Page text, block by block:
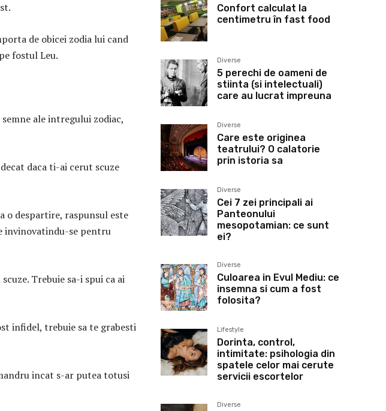
de obicei zodia lui cand
fostul Leu.
ale intregului zodiac,
daca ti-ai cerut scuze
o despartire, raspunsul este
invinovatindu-se pentru
Trebuie sa-i spui ca ai
infidel, trebuie sa te grabesti
incat s-ar putea totusi
Confort calculat la
centimetru în fast food
Diverse
5 perechi de oameni de
stiinta (si intelectuali)
care au lucrat impreuna
Diverse
Care este originea
teatrului? O calatorie
prin istoria sa
Diverse
Cei 7 zei principali ai
Panteonului
mesopotamian: ce sunt
ei?
Diverse
Culoarea in Evul Mediu: ce
insemna si cum a fost
folosita?
Lifestyle
Dorinta, control,
intimitate: psihologia din
spatele celor mai cerute
servicii escortelor
Diverse